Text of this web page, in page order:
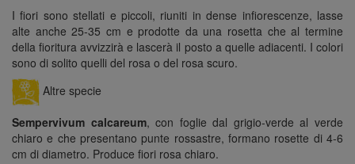
I fiori sono stellati e piccoli, riuniti in dense infiorescenze, lasse
alte anche 25-35 cm e prodotte da una rosetta che al termine
della fioritura avvizzirà e lascerà il posto a quelle adiacenti. I colori
sono di solito quelli del rosa o del rosa scuro.
Altre specie
Sempervivum calcareum, con foglie dal grigio-verde al verde
chiaro e che presentano punte rossastre, formano rosette di 4-6
cm di diametro. Produce fiori rosa chiaro.